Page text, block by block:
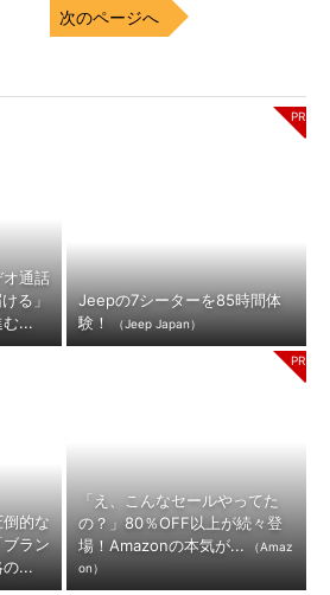
次のページへ
通話
る」
...
Jeepの7シーターを85時間体
験！
（Jeep Japan）
倒的な
ラン
の...
「え、こんなセールやってた
の？」80％OFF以上が続々登
場！Amazonの本気が...
（Amaz
on）